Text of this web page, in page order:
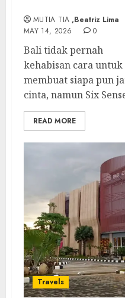
MUTIA TIA ,Beatriz Lima
MAY 14, 2026
0
Bali tidak pernah
kehabisan cara untuk
membuat siapa pun
cinta, namun Six
READ MORE
Travels